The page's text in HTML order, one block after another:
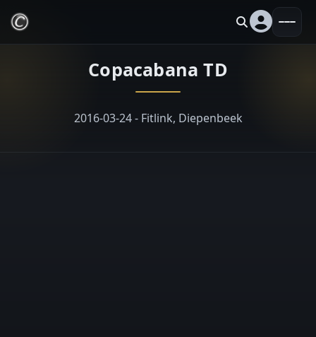
Copacabana TD
2016-03-24 - Fitlink, Diepenbeek